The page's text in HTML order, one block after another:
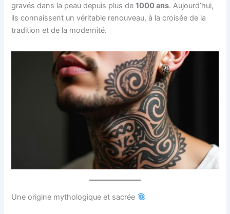
gravés dans la peau depuis plus de1000 ans. Aujourd’hui,
ils connaissent un véritable renouveau, à la croisée de la
tradition et de la modernité.
Une origine mythologique et sacrée